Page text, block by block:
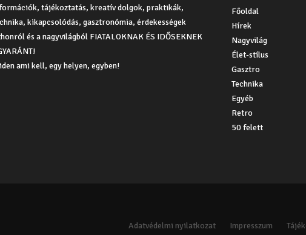
tájékoztatás, kreatív dolgok, praktikák,
kikapcsolódás, gasztronómia, érdekességek
és a nagyvilágból FIATALOKNAK ÉS IDŐSEKNEK
ami kell, egy helyen, egyben!
Főoldal
Hírek
Nagyvilág
Élet-stílus
Gasztro
Technika
Egyéb
Retro
50 felett
Adatvédelmi nyilatkozat Impresszum